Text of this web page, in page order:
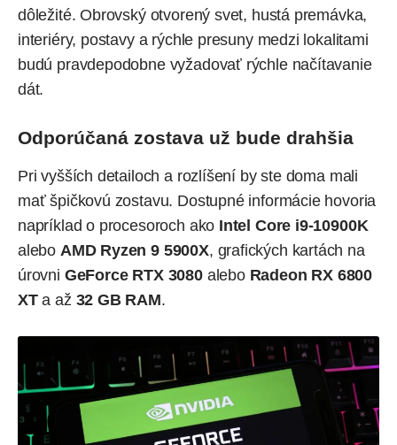
dôležité. Obrovský otvorený svet, hustá premávka,
interiéry, postavy a rýchle presuny medzi lokalitami
budú pravdepodobne vyžadovať rýchle načítavanie
dát.
Odporúčaná zostava už bude drahšia
Pri vyšších detailoch a rozlíšení by ste doma mali
mať špičkovú zostavu. Dostupné informácie hovoria
napríklad o procesoroch ako Intel Core i9-10900K
alebo AMD Ryzen 9 5900X, grafických kartách na
úrovni GeForce RTX 3080alebo Radeon RX 6800
XTa až 32 GB RAM.